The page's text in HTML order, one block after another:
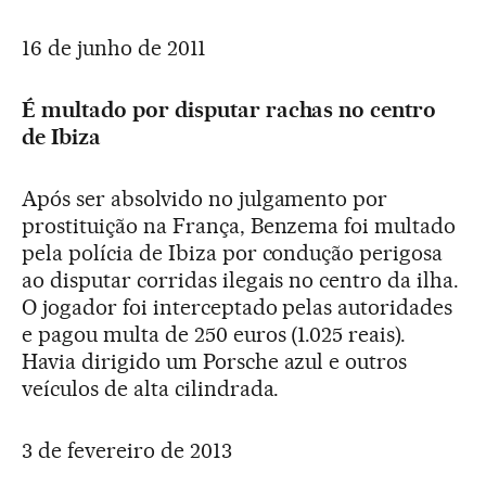
16 de junho de 2011
É multado por disputar rachas no centro
de Ibiza
Após ser absolvido no julgamento por
prostituição na França, Benzema foi multado
pela polícia de Ibiza por condução perigosa
ao disputar corridas ilegais no centro da ilha.
O jogador foi interceptado pelas autoridades
e pagou multa de 250 euros (1.025 reais).
Havia dirigido um Porsche azul e outros
veículos de alta cilindrada.
3 de fevereiro de 2013